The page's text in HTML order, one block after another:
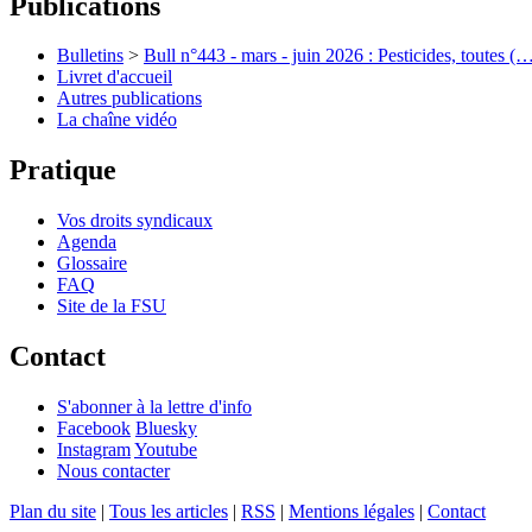
Bulletins > Bull n°443 - mars - juin 2026 : Pesticides, toutes
Livret d'accueil
Autres publications
La chaîne vidéo
Pratique
Vos droits syndicaux
Agenda
Glossaire
FAQ
Site de la FSU
Contact
S'abonner à la lettre d'info
Facebook Bluesky
InstagramYoutube
Nous contacter
Plan du site | Tous les articles | RSS | Mentions légales | Contact